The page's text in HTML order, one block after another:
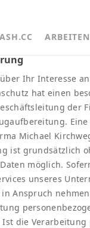
ARBEITEN
Ihr Interesse
hat einen
der
Michael
ist grundsätzlich
möglich.
unseres
Anspruch
die Verarbeitung